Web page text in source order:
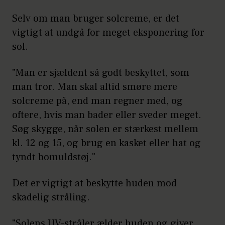
Selv om man bruger solcreme, er det
vigtigt at undgå for meget eksponering for
sol.
"Man er sjældent så godt beskyttet, som
man tror. Man skal altid smøre mere
solcreme på, end man regner med, og
oftere, hvis man bader eller sveder meget.
Søg skygge, når solen er stærkest mellem
kl. 12 og 15, og brug en kasket eller hat og
tyndt bomuldstøj."
Det er vigtigt at beskytte huden mod
skadelig stråling.